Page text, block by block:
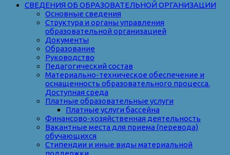
СВЕДЕНИЯ ОБ ОБРАЗОВАТЕЛЬНОЙ ОРГАНИЗАЦИИ
Основные сведения
Структура и органы управления
образовательной организацией
Документы
Образование
Руководство
Педагогический состав
Материально-техническое обеспечение и
оснащенность образовательного процесса.
Доступная среда
Платные образовательные услуги
Платные услуги бассейна
Финансово-хозяйственная деятельность
Вакантные места для приема (перевода)
обучающихся
Стипендии и иные виды материальной